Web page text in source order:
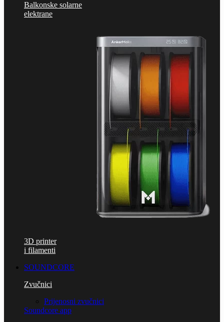
Balkonske solarne
elektrane
3D printer
i filamenti
SOUNDCORE
Zvučnici
Prijenosni zvučnici
Soundcore app